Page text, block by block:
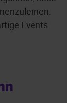
Events